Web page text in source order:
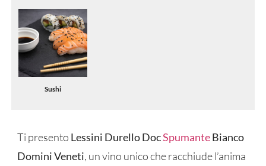
Sushi
Ti presento Lessini Durello DocSpumanteBianco
Domini Veneti, un vino unico che racchiude l’anima